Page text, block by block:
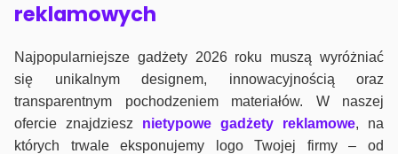
reklamowych
Najpopularniejsze gadżety 2026 roku muszą wyróżniać
się unikalnym designem, innowacyjnością oraz
transparentnym pochodzeniem materiałów. W naszej
ofercie znajdziesz nietypowe gadżety reklamowe, na
których trwale eksponujemy logo Twojej firmy – od